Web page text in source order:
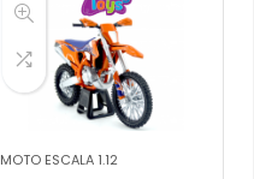
MOTO ESCALA 1.12